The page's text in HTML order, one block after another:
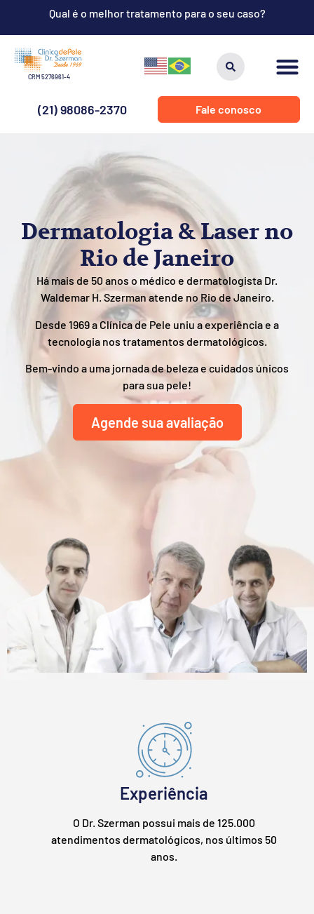
CRM 5276961-4
(21) 98086-2370 Fale conosco
Dermatologia & Laser no
Rio de Janeiro
Há mais de 50 anos o médico e dermatologista Dr.
Waldemar H. Szerman atende no Rio de Janeiro.
Desde 1969 a Clínica de Pele uniu a experiência e a
tecnologia nos tratamentos dermatológicos.
Bem-vindo a uma jornada de beleza e cuidados únicos
para sua pele!
Agende sua avaliação
Experiência
O Dr. Szerman possui mais de 125.000
atendimentos dermatológicos, nos últimos 50
anos.
Qual é o melhor tratamento para o seu caso?